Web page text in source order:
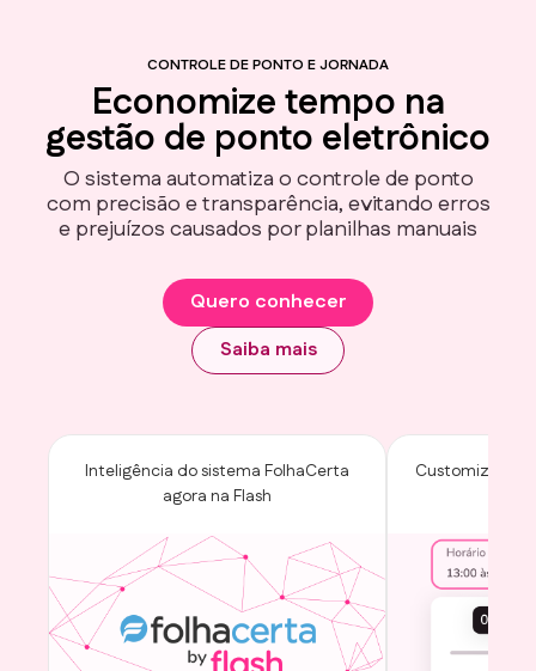
CONTROLE DE PONTO E JORNADA
Economize tempo na
gestão de ponto eletrônico
O sistema automatiza o controle de ponto
com precisão e transparência, evitando erros
e prejuízos causados por planilhas manuais
Quero conhecer
Saiba mais
Inteligência do sistema FolhaCerta
agora na Flash
Customização